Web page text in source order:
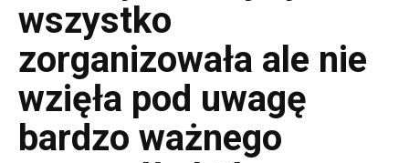
wszystko
zorganizowała ale nie
wzięła pod uwagę
bardzo ważnego